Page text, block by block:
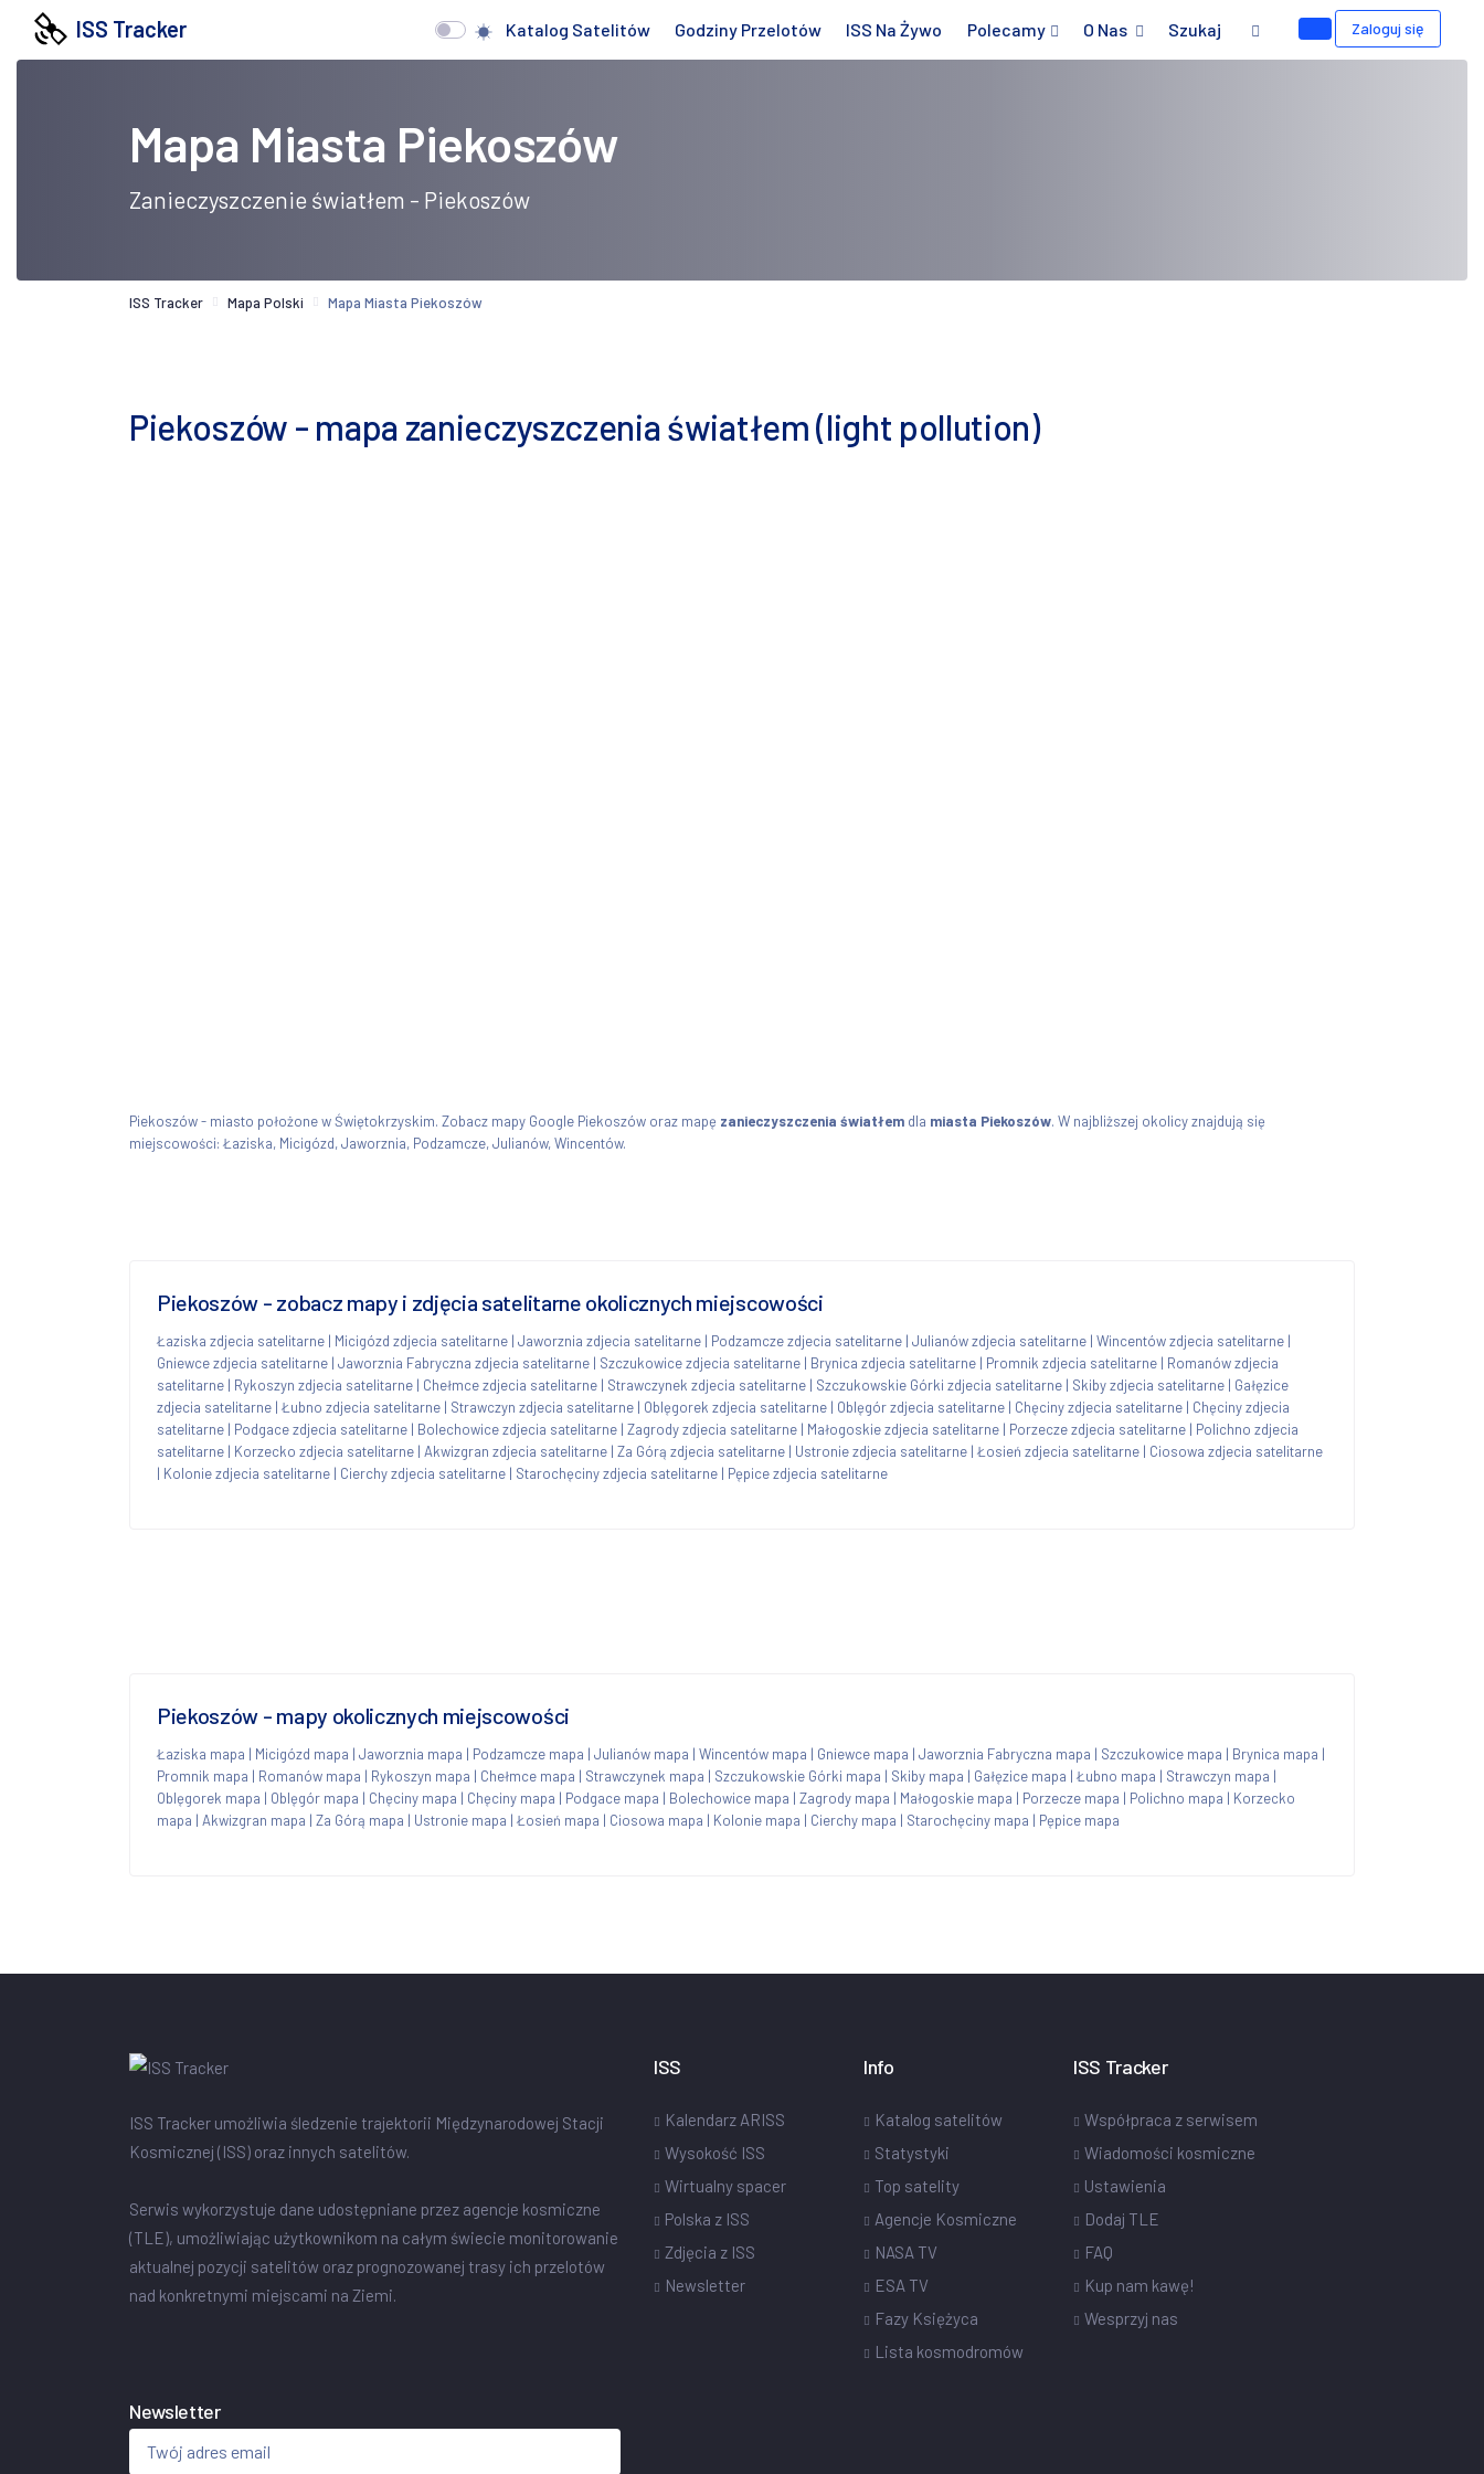
ISS Tracker Katalog Satelitów Godziny Przelotów ISS Na Żywo Polecamy O Nas Szukaj Zaloguj się
Mapa Miasta Piekoszów
Zanieczyszczenie światłem - Piekoszów
ISS Tracker Mapa Polski Mapa Miasta Piekoszów
Piekoszów - mapa zanieczyszczenia światłem (light pollution)
Piekoszów - miasto położone w Świętokrzyskim. Zobacz mapy Google Piekoszów oraz mapę zanieczyszczenia światłem dla miasta Piekoszów. W najbliższej okolicy znajdują się
miejscowości: Łaziska, Micigózd, Jaworznia, Podzamcze, Julianów, Wincentów.
Piekoszów - zobacz mapy i zdjęcia satelitarne okolicznych miejscowości
Łaziska zdjecia satelitarne | Micigózd zdjecia satelitarne | Jaworznia zdjecia satelitarne | Podzamcze zdjecia satelitarne | Julianów zdjecia satelitarne | Wincentów zdjecia satelitarne |
Gniewce zdjecia satelitarne | Jaworznia Fabryczna zdjecia satelitarne | Szczukowice zdjecia satelitarne | Brynica zdjecia satelitarne | Promnik zdjecia satelitarne | Romanów zdjecia
satelitarne | Rykoszyn zdjecia satelitarne | Chełmce zdjecia satelitarne | Strawczynek zdjecia satelitarne | Szczukowskie Górki zdjecia satelitarne | Skiby zdjecia satelitarne | Gałęzice
zdjecia satelitarne | Łubno zdjecia satelitarne | Strawczyn zdjecia satelitarne | Oblęgorek zdjecia satelitarne | Oblęgór zdjecia satelitarne | Chęciny zdjecia satelitarne | Chęciny zdjecia
satelitarne | Podgace zdjecia satelitarne | Bolechowice zdjecia satelitarne | Zagrody zdjecia satelitarne | Małogoskie zdjecia satelitarne | Porzecze zdjecia satelitarne | Polichno zdjecia
satelitarne | Korzecko zdjecia satelitarne | Akwizgran zdjecia satelitarne | Za Górą zdjecia satelitarne | Ustronie zdjecia satelitarne | Łosień zdjecia satelitarne | Ciosowa zdjecia satelitarne
| Kolonie zdjecia satelitarne | Cierchy zdjecia satelitarne | Starochęciny zdjecia satelitarne | Pępice zdjecia satelitarne
Piekoszów - mapy okolicznych miejscowości
Łaziska mapa | Micigózd mapa | Jaworznia mapa | Podzamcze mapa | Julianów mapa | Wincentów mapa | Gniewce mapa | Jaworznia Fabryczna mapa | Szczukowice mapa | Brynica mapa |
Promnik mapa | Romanów mapa | Rykoszyn mapa | Chełmce mapa | Strawczynek mapa | Szczukowskie Górki mapa | Skiby mapa | Gałęzice mapa | Łubno mapa | Strawczyn mapa |
Oblęgorek mapa | Oblęgór mapa | Chęciny mapa | Chęciny mapa | Podgace mapa | Bolechowice mapa | Zagrody mapa | Małogoskie mapa | Porzecze mapa | Polichno mapa | Korzecko
mapa | Akwizgran mapa | Za Górą mapa | Ustronie mapa | Łosień mapa | Ciosowa mapa | Kolonie mapa | Cierchy mapa | Starochęciny mapa | Pępice mapa
ISS Tracker umożliwia śledzenie trajektorii Międzynarodowej Stacji
Kosmicznej (ISS) oraz innych satelitów.
Serwis wykorzystuje dane udostępniane przez agencje kosmiczne
(TLE), umożliwiając użytkownikom na całym świecie monitorowanie
aktualnej pozycji satelitów oraz prognozowanej trasy ich przelotów
nad konkretnymi miejscami na Ziemi.
ISS
Kalendarz ARISS
Wysokość ISS
Wirtualny spacer
Polska z ISS
Zdjęcia z ISS
Newsletter
Info
Katalog satelitów
Statystyki
Top satelity
Agencje Kosmiczne
NASA TV
ESA TV
Fazy Księżyca
Lista kosmodromów
ISS Tracker
Współpraca z serwisem
Wiadomości kosmiczne
Ustawienia
Dodaj TLE
FAQ
Kup nam kawę!
Wesprzyj nas
Newsletter